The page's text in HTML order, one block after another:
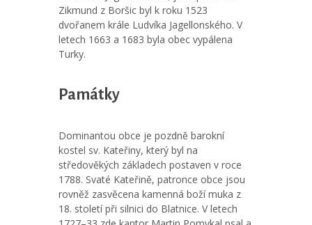
Zikmund z Boršic byl k roku 1523
dvořanem krále Ludvíka Jagellonského. V
letech 1663 a 1683 byla obec vypálena
Turky.
Památky
Dominantou obce je pozdně barokní
kostel sv. Kateřiny, který byl na
středověkých základech postaven v roce
1788. Svaté Kateřině, patronce obce jsou
rovněž zasvěcena kamenná boží muka z
18. století při silnici do Blatnice. V letech